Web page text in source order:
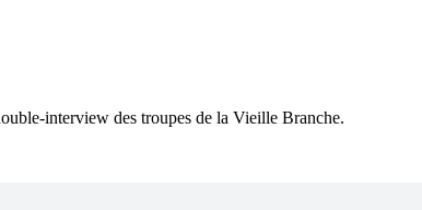
interview des troupes de la Vieille Branche.